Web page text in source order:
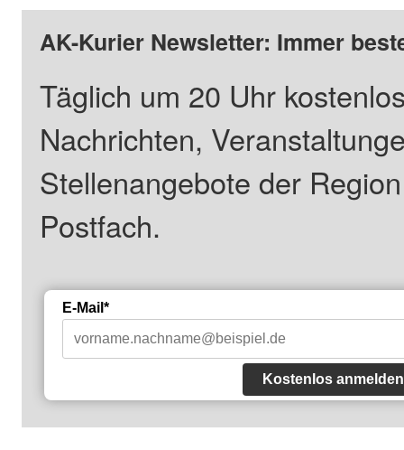
AK-Kurier Newsletter: Immer
Täglich um 20 Uhr
Nachrichten,
Stellenangebote der
Postfach.
E-Mail*
Kostenlos anmelden